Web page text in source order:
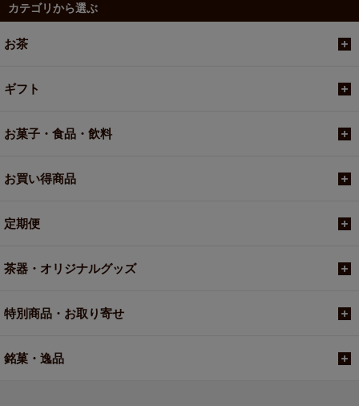
カテゴリから選ぶ
お茶
ギフト
お菓子・食品・飲料
お買い得商品
定期便
茶器・オリジナルグッズ
特別商品・お取り寄せ
銘菓・逸品